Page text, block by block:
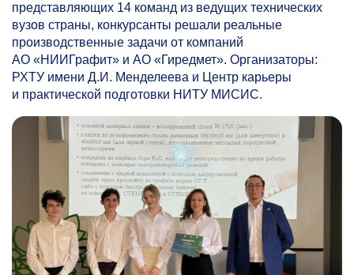
представляющих 14 команд из ведущих технических
вузов страны, конкурсанты решали реальные
производственные задачи от компаний
АО «НИИГрафит» и АО «Гиредмет». Организаторы:
РХТУ имени Д.И. Менделеева и Центр карьеры
и практической подготовки НИТУ МИСИС.